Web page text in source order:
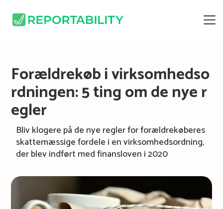
Forældrekøb i virksomhedso
rdningen: 5 ting om de nye r
egler
Bliv klogere på de nye regler for forældrekøberes
skattemæssige fordele i en virksomhedsordning,
der blev indført med finansloven i 2020